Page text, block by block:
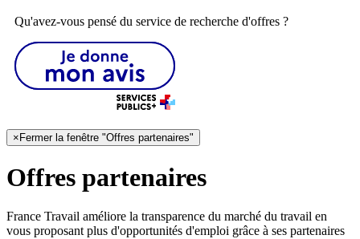
Qu'avez-vous pensé du service de recherche d'offres ?
×Fermer la fenêtre "Offres partenaires"
Offres partenaires
France Travail améliore la transparence du marché du travail en
vous proposant plus d'opportunités d'emploi grâce à ses partenaires